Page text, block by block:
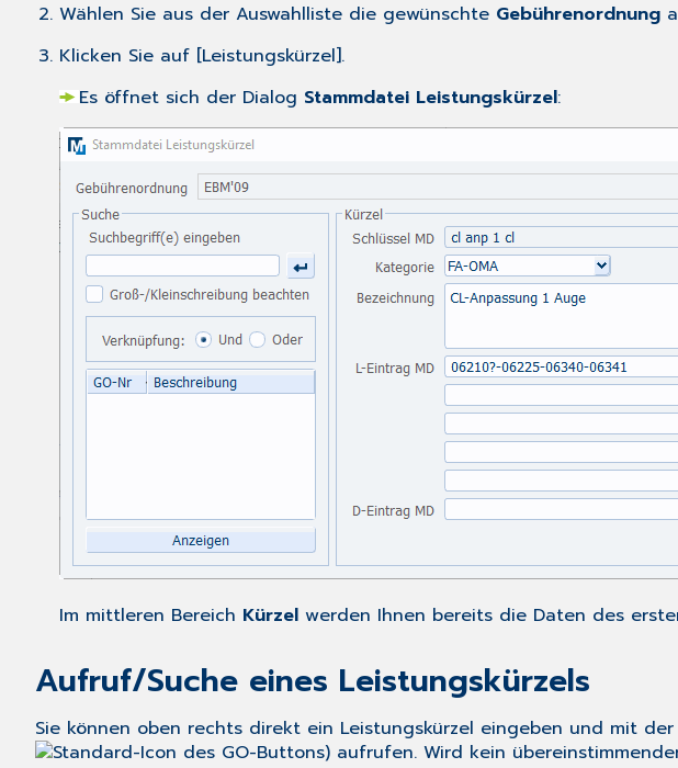
Wählen Sie aus der Auswahlliste die gewünschte Gebührenordnung
Klicken Sie auf [Leistungskürzel].
Es öffnet sich der Dialog Stammdatei Leistungskürzel:
Im mittleren Bereich Kürzel werden Ihnen bereits die Daten des
Aufruf/Suche eines Leistungskürzels
Sie können oben rechts direkt ein Leistungskürzel eingeben und mit
) aufrufen. Wird kein